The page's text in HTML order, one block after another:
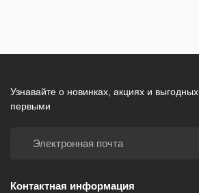
Узнавайте о новинках, акциях и
первыми
Контактная информация